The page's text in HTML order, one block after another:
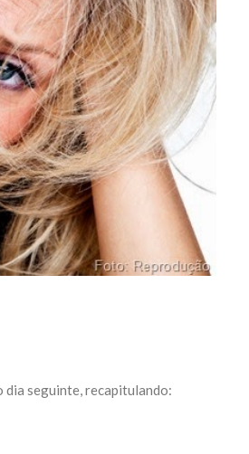
dia seguinte, recapitulando: